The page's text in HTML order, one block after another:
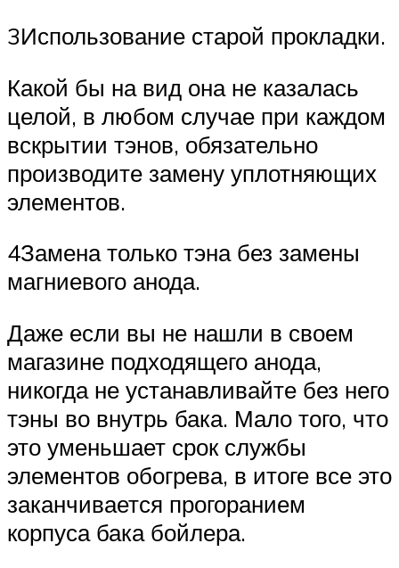
3Использование старой прокладки.
Какой бы на вид она не казалась
целой, в любом случае при каждом
вскрытии тэнов, обязательно
производите замену уплотняющих
элементов.
4Замена только тэна без замены
магниевого анода.
Даже если вы не нашли в своем
магазине подходящего анода,
никогда не устанавливайте без него
тэны во внутрь бака. Мало того, что
это уменьшает срок службы
элементов обогрева, в итоге все это
заканчивается прогоранием
корпуса бака бойлера.